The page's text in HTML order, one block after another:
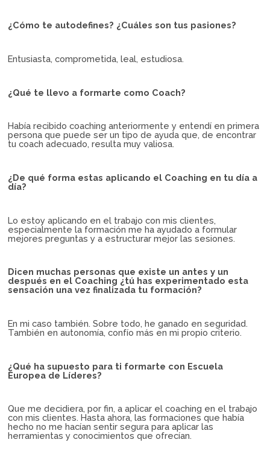
¿Cómo te autodefines? ¿Cuáles son tus pasiones?
Entusiasta, comprometida, leal, estudiosa.
¿Qué te llevo a formarte como Coach?
Había recibido coaching anteriormente y entendí en primera
persona que puede ser un tipo de ayuda que, de encontrar
tu coach adecuado, resulta muy valiosa.
¿De qué forma estas aplicando el Coaching en tu día a
día?
Lo estoy aplicando en el trabajo con mis clientes,
especialmente la formación me ha ayudado a formular
mejores preguntas y a estructurar mejor las sesiones.
Dicen muchas personas que existe un antes y un
después en el Coaching ¿tú has experimentado esta
sensación una vez finalizada tu formación?
En mi caso también. Sobre todo, he ganado en seguridad.
También en autonomía, confío más en mi propio criterio.
¿Qué ha supuesto para ti formarte con Escuela
Europea de Líderes?
Que me decidiera, por fin, a aplicar el coaching en el trabajo
con mis clientes. Hasta ahora, las formaciones que había
hecho no me hacían sentir segura para aplicar las
herramientas y conocimientos que ofrecían.